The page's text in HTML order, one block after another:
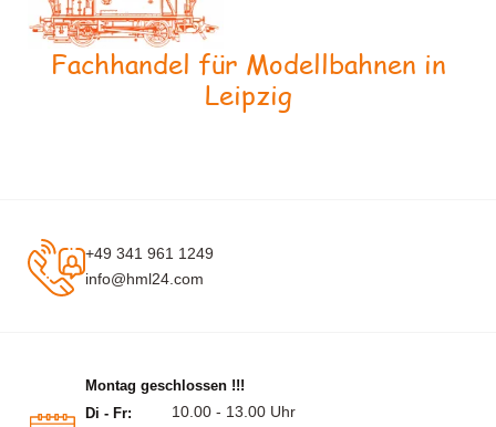
Fachhandel für Modellbahnen in
Leipzig
+49 341 961 1249
info@hml24.com
Montag geschlossen !!!
Di - Fr:
10.00 - 13.00 Uhr